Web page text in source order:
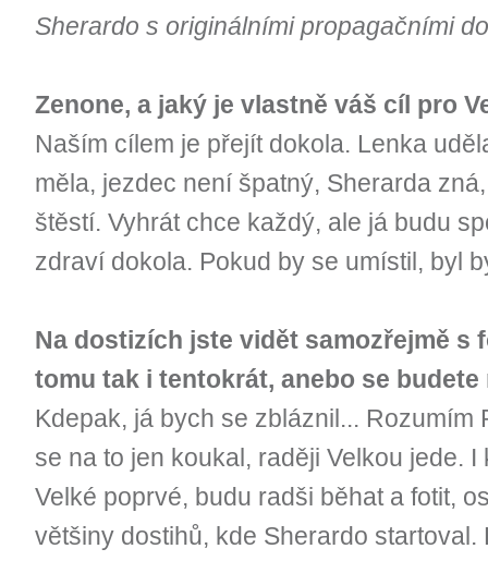
Sherardo s originálními propagačními
Zenone, a jaký je vlastně váš cíl pro
Naším cílem je přejít dokola. Lenka
měla, jezdec není špatný, Sherarda
štěstí. Vyhrát chce každý, ale já budu
zdraví dokola. Pokud by se umístil, byl
Na dostizích jste vidět samozřejmě s
tomu tak i tentokrát, anebo se
Kdepak, já bych se zbláznil... Rozumím
se na to jen koukal, raději Velkou jede.
Velké poprvé, budu radši běhat a fotit,
většiny dostihů, kde Sherardo startoval.